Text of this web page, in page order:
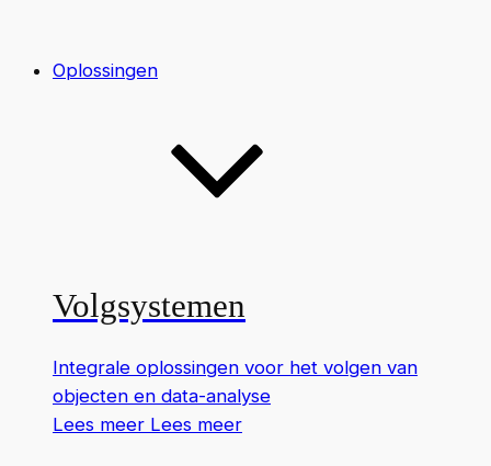
Oplossingen
Volgsystemen
Integrale oplossingen voor het volgen van
objecten en data-analyse
Lees meer Lees meer